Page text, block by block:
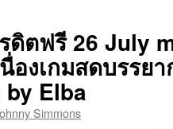
ดิตฟรี 26 July
องเกมสดบรรย
by Elba
Simmons